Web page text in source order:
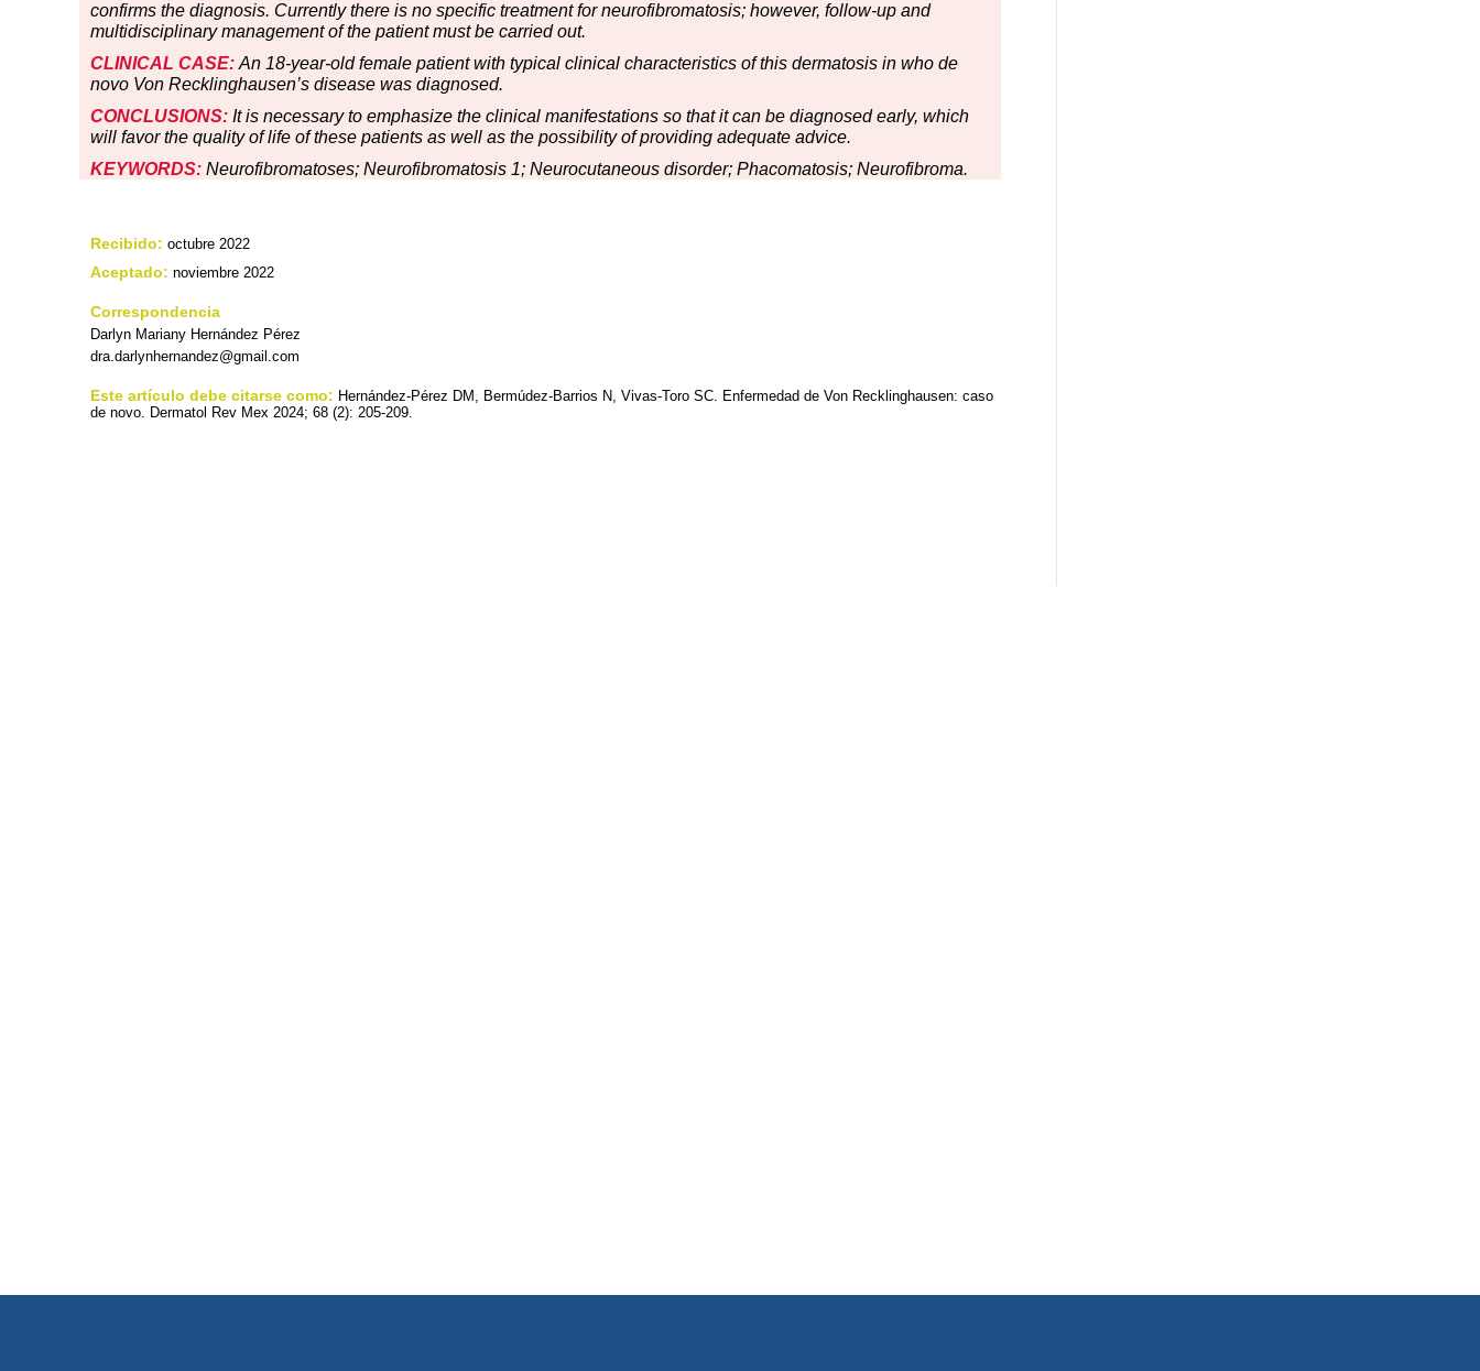
confirms the diagnosis. Currently there is no specific treatment for neurofibromatosis; however, follow-up and
multidisciplinary management of the patient must be carried out.
CLINICAL CASE: An 18-year-old female patient with typical clinical characteristics of this dermatosis in who de
novo Von Recklinghausen’s disease was diagnosed.
CONCLUSIONS: It is necessary to emphasize the clinical manifestations so that it can be diagnosed early, which
will favor the quality of life of these patients as well as the possibility of providing adequate advice.
KEYWORDS: Neurofibromatoses; Neurofibromatosis 1; Neurocutaneous disorder; Phacomatosis; Neurofibroma.
Recibido: octubre 2022
Aceptado: noviembre 2022
Correspondencia
Darlyn Mariany Hernández Pérez
dra.darlynhernandez@gmail.com
Este artículo debe citarse como: Hernández-Pérez DM, Bermúdez-Barrios N, Vivas-Toro SC. Enfermedad de Von Recklinghausen: caso
de novo. Dermatol Rev Mex 2024; 68 (2): 205-209.